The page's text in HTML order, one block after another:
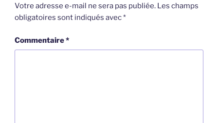
Votre adresse e-mail ne sera pas publiée. Les champs
obligatoires sont indiqués avec*
Commentaire*